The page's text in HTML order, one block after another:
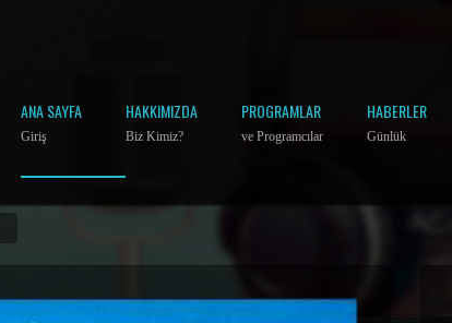
ANA SAYFA
Giriş
HAKKIMIZDA
Biz Kimiz?
PROGRAMLAR
ve Programcılar
HABERLER
Günlük